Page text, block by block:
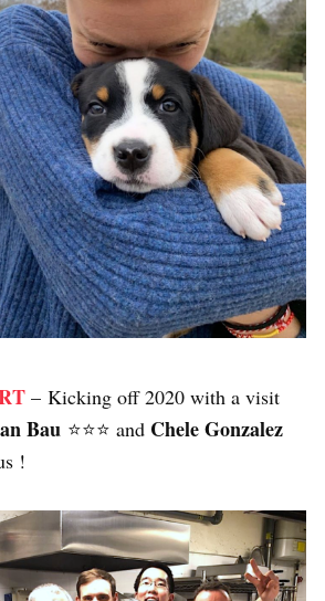
– Kicking off 2020 with a visit
Bau ⭐️⭐️⭐️ and Chele Gonzalez
!